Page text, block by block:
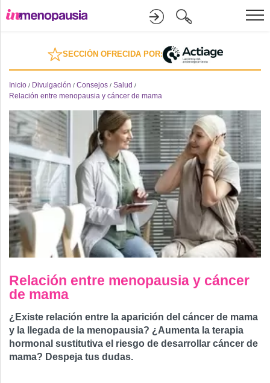
Formación
Online
Divulgación
Recursos
Investigación
SECCIÓN OFRECIDA POR:
Inicio / Divulgación / Consejos / Salud /
Relación entre menopausia y cáncer de mama
Relación entre menopausia y cáncer
de mama
¿Existe relación entre la aparición del cáncer de mama
y la llegada de la menopausia? ¿Aumenta la terapia
hormonal sustitutiva el riesgo de desarrollar cáncer de
mama? Despeja tus dudas.